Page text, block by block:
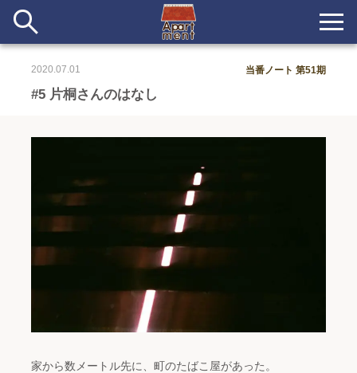
#インド
#暮らし #生活
イベント&ショップ
長期滞在者&more
アパートメントについて
配信
#5 片桐さんのはなし
2020.07.01 当番ノート 第51期
家から数メートル先に、町のたばこ屋があった。